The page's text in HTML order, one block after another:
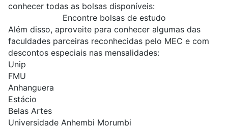
conhecer todas as bolsas disponíveis:
Encontre bolsas de estudo
Além disso, aproveite para conhecer algumas das
faculdades parceiras reconhecidas pelo MEC e com
descontos especiais nas mensalidades:
Unip
FMU
Anhanguera
Estácio
Belas Artes
Universidade Anhembi Morumbi